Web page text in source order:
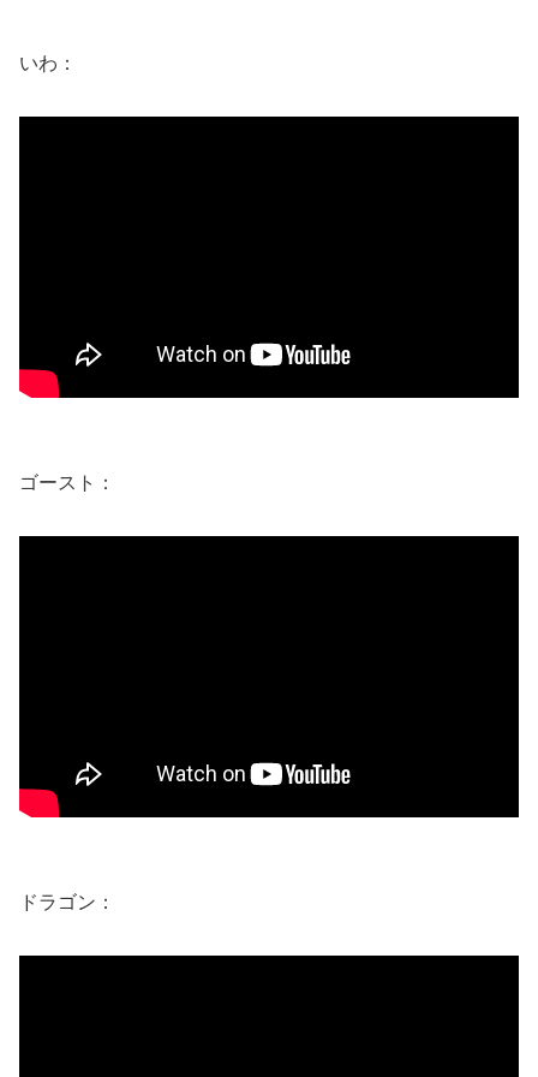
いわ：
ゴースト：
ドラゴン：